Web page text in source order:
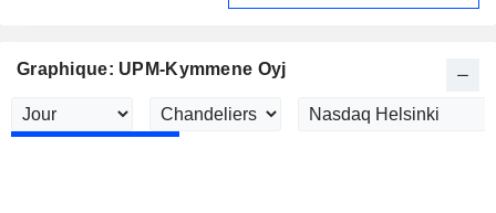
Graphique: UPM-Kymmene Oyj